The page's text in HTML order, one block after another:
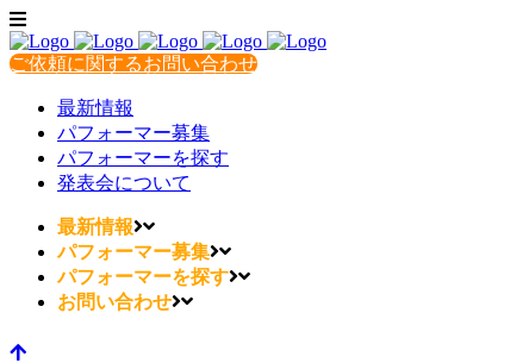
ご依頼に関するお問い合わせ
最新情報
パフォーマー募集
パフォーマーを探す
発表会について
最新情報
パフォーマー募集
パフォーマーを探す
お問い合わせ